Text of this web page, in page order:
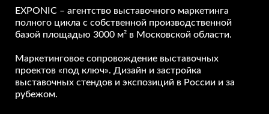
EXPONIC – агентство выставочного маркетинга
полного цикла с собственной производственной
базой площадью 3000 м² в Московской области.
Маркетинговое сопровождение выставочных
проектов «под ключ». Дизайн и застройка
выставочных стендов и экспозиций в России и за
рубежом.